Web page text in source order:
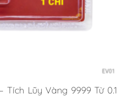
Tích Lũy Vàng 9999 Từ 0.1